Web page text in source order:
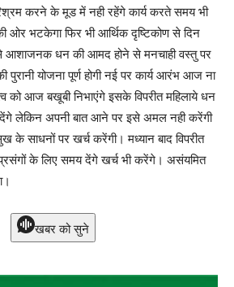
करने के मूड में नही रहेंगे कार्य करते समय भी
ओर भटकेगा फिर भी आर्थिक दृष्टिकोण से दिन
आशाजनक धन की आमद होने से मनचाही वस्तु पर
पुरानी योजना पूर्ण होगी नई पर कार्य आरंभ आज ना
को आज बखूबी निभाएंगे इसके विपरीत महिलाये धन
लेकिन अपनी बात आने पर इसे अमल नही करेंगी
साधनों पर खर्च करेंगी। मध्यान बाद विपरीत
के लिए समय देंगे खर्च भी करेंगे। असंयमित
खबर को सुने